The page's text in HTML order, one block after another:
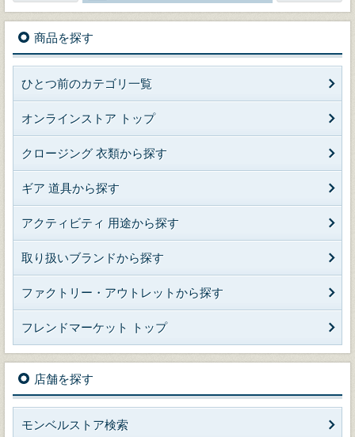
商品を探す
ひとつ前のカテゴリ一覧
オンラインストア トップ
クロージング 衣類から探す
ギア 道具から探す
アクティビティ 用途から探す
取り扱いブランドから探す
ファクトリー・アウトレットから探す
フレンドマーケット トップ
店舗を探す
モンベルストア検索